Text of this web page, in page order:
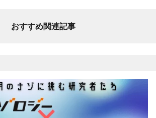
おすすめ関連記事